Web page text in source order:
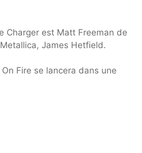
Charger est Matt Freeman de
James Hetfield.
Fire se lancera dans une